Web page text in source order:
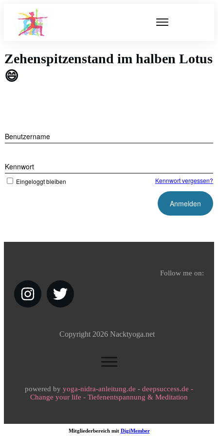
Zehenspitzenstand im halben Lotus
😄
Benutzername
Kennwort
Eingeloggt bleiben Kennwort vergessen?
Follow me on:
Copyright 2026 Nacktyoga.net
powered by yoga-nidra-anleitung.de - deepsuccess.de -
Change your life - Tiefenentspannung & Meditation
Mitgliederbereich mit DigiMember